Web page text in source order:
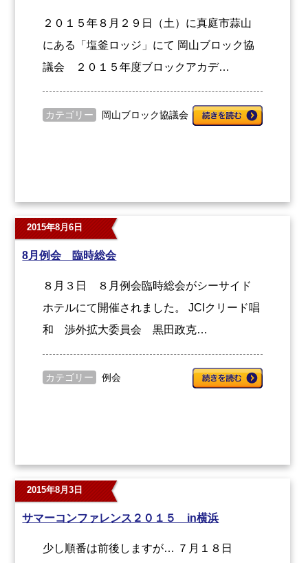
２０１５年８月２９日（土）に真庭市蒜山
にある「塩釜ロッジ」にて 岡山ブロック協
議会 ２０１５年度ブロックアカデ…
カテゴリー 岡山ブロック協議会
2015年8月6日
8月例会 臨時総会
８月３日 ８月例会臨時総会がシーサイド
ホテルにて開催されました。 JCIクリード唱
和 渉外拡大委員会 黒田政克…
カテゴリー 例会
2015年8月3日
サマーコンファレンス２０１５ in横浜
少し順番は前後しますが… ７月１８日